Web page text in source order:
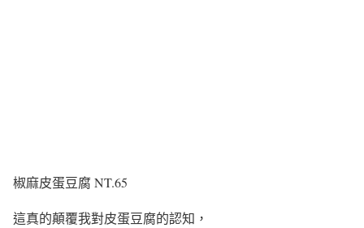
椒麻皮蛋豆腐 NT.65
這真的顛覆我對皮蛋豆腐的認知，